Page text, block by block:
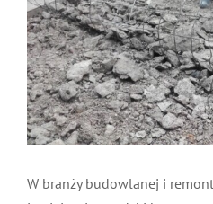
W branży budowlanej i